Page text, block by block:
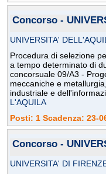
Concorso -
UNIVERSITA'
Procedura di selezione
a tempo determinato di
concorsuale 09/A3 -
meccaniche e
industriale e
L'AQUILA
Posti: 1 Scadenza: 23-
Concorso -
UNIVERSITA' DI